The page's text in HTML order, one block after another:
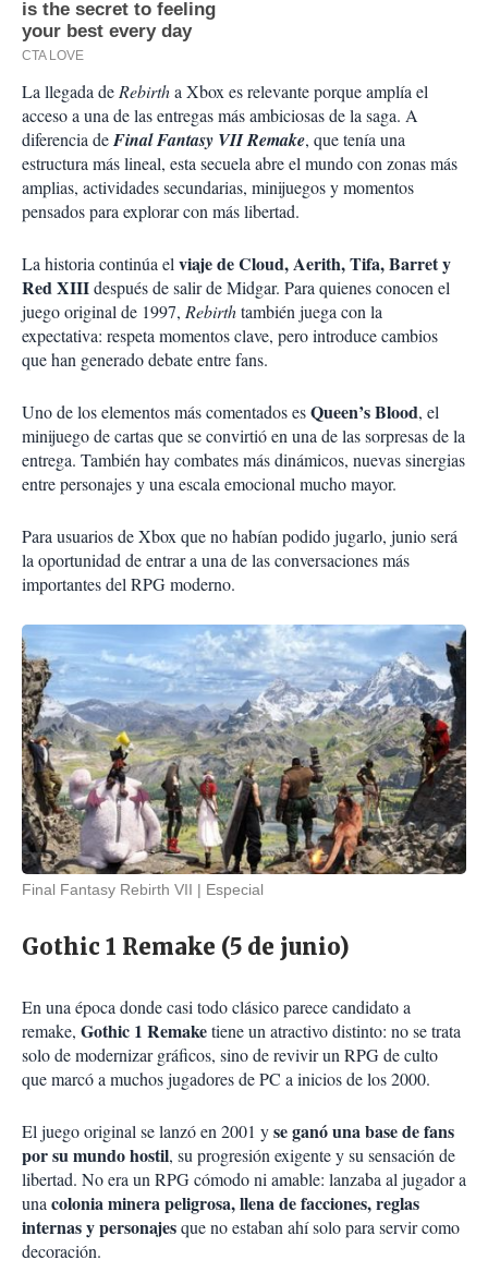
La llegada deRebirtha Xbox es relevante porque amplía el
acceso a una de las entregas más ambiciosas de la saga. A
diferencia deFinal Fantasy VII Remake, que tenía una
estructura más lineal, esta secuela abre el mundo con zonas más
amplias, actividades secundarias, minijuegos y momentos
pensados para explorar con más libertad.
La historia continúa elviaje de Cloud, Aerith, Tifa, Barret y
Red XIIIdespués de salir de Midgar. Para quienes conocen el
juego original de 1997, Rebirthtambién juega con la
expectativa: respeta momentos clave, pero introduce cambios
que han generado debate entre fans.
Uno de los elementos más comentados esQueen’s Blood, el
minijuego de cartas que se convirtió en una de las sorpresas de la
entrega. También hay combates más dinámicos, nuevas sinergias
entre personajes y una escala emocional mucho mayor.
Para usuarios de Xbox que no habían podido jugarlo, junio será
la oportunidad de entrar a una de las conversaciones más
importantes del RPG moderno.
Final Fantasy Rebirth VII Especial
Gothic 1 Remake (5 de junio)
En una época donde casi todo clásico parece candidato a
remake, Gothic 1 Remaketiene un atractivo distinto: no se trata
solo de modernizar gráficos, sino de revivir un RPG de culto
que marcó a muchos jugadores de PC a inicios de los 2000.
El juego original se lanzó en 2001 yse ganó una base de fans
por su mundo hostil, su progresión exigente y su sensación de
libertad. No era un RPG cómodo ni amable: lanzaba al jugador a
unacolonia minera peligrosa, llena de facciones, reglas
internas y personajesque no estaban ahí solo para servir como
decoración.